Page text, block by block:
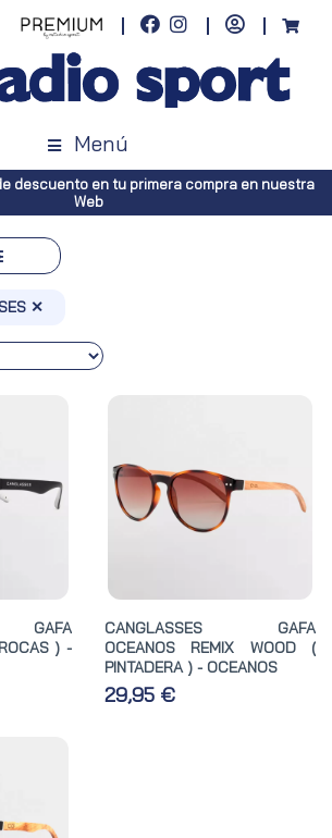
Menú
descuento en tu primera compra en nuestra
Web
✕
GAFA
CANGLASSES GAFA
OCEANOS REMIX WOOD (
PINTADERA ) - OCEANOS
29,95 €